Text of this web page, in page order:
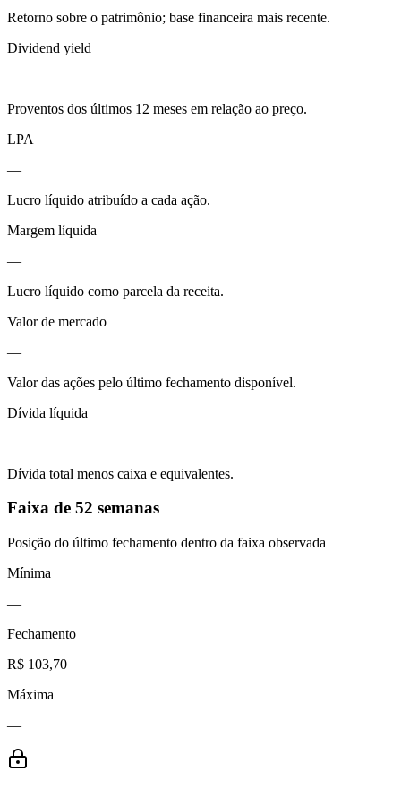
Retorno sobre o patrimônio; base financeira mais recente.
Dividend yield
—
Proventos dos últimos 12 meses em relação ao preço.
LPA
—
Lucro líquido atribuído a cada ação.
Margem líquida
—
Lucro líquido como parcela da receita.
Valor de mercado
—
Valor das ações pelo último fechamento disponível.
Dívida líquida
—
Dívida total menos caixa e equivalentes.
Faixa de 52 semanas
Posição do último fechamento dentro da faixa observada
Mínima
—
Fechamento
R$ 103,70
Máxima
—